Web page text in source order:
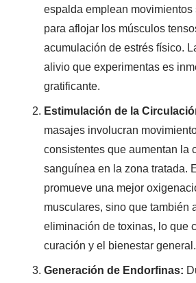
espalda emplean movimientos
para aflojar los músculos
acumulación de estrés físico.
alivio que experimentas es
gratificante.
Estimulación de la
masajes involucran
consistentes que aumentan la
sanguínea en la zona tratada.
promueve una mejor
musculares, sino que también
eliminación de toxinas, lo que
curación y el bienestar general.
Generación de Endorfinas: